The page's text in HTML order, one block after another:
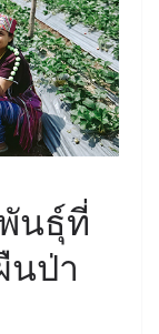
นธุ์ที่
นป่า